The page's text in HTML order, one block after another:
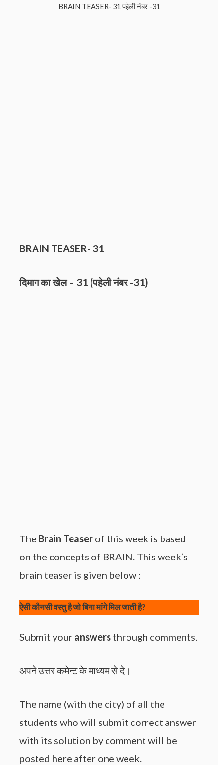
BRAIN TEASER- 31 पहेली नंबर -31
BRAIN TEASER- 31
दिमाग का खेल – 31 (पहेली नंबर -31)
The Brain Teaser of this week is based
on the concepts of BRAIN. This week’s
brain teaser is given below :
ऐसी कौनसी वस्तु है जो बिना मांगे मिल जाती है?
Submit your answers through comments.
अपने उत्तर कमेन्ट के माध्यम से दे।
The name (with the city) of all the
students who will submit correct answer
with its solution by comment will be
posted here after one week.